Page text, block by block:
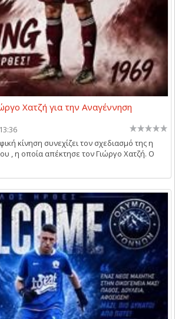
Χατζή για την Αναγέννηση
κίνηση συνεχίζει τον σχεδιασμό της η
, η οποία απέκτησε τον Γιώργο Χατζή. Ο